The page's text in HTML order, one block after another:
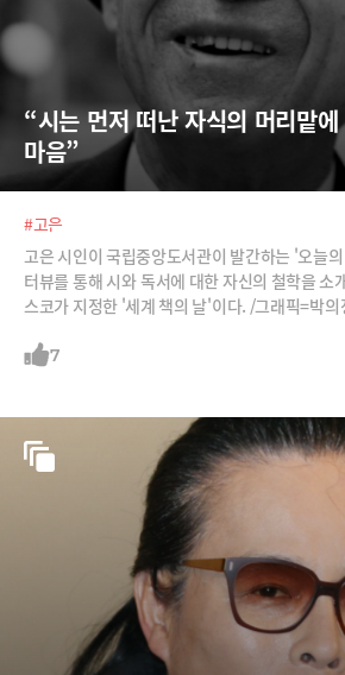
“시는 먼저 떠난 자식의 머리맡
마음”
#고은
고은 시인이 국립중앙도서관이 발간하는 '오늘
터뷰를 통해 시와 독서에 대한 자신의 철학을 소
스코가 지정한 '세계 책의 날'이다. /그래픽=박
7